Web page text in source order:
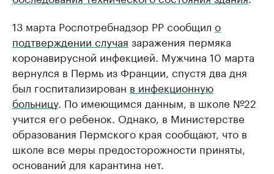
13 марта Роспотребнадзор РР сообщил о
подтверждении случая заражения пермяка
коронавирусной инфекцией. Мужчина 10 марта
вернулся в Пермь из Франции, спустя два дня
был госпитализирован в инфекционную
больницу. По имеющимся данным, в школе №22
учится его ребенок. Однако, в Министерстве
образования Пермского края сообщают, что в
школе все меры предосторожности приняты,
оснований для карантина нет.